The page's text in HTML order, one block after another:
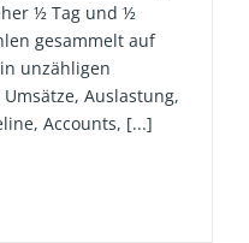
½ Tag und ½
gesammelt auf
unzähligen
Auslastung,
Accounts, [...]